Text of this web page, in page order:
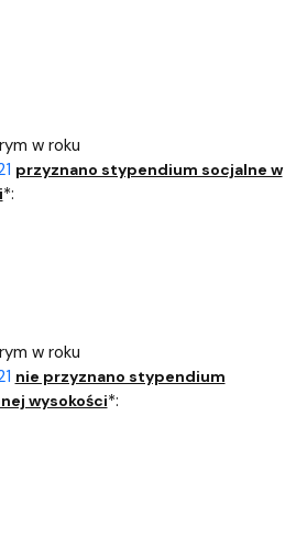
w roku
przyznano stypendium socjalne w
*:
w roku
nie przyznano stypendium
wysokości*: